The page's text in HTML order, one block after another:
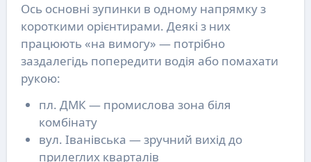
Ось основні зупинки в одному напрямку з
короткими орієнтирами. Деякі з них
працюють «на вимогу» — потрібно
заздалегідь попередити водія або помахати
рукою:
пл. ДМК — промислова зона біля
комбінату
вул. Іванівська — зручний вихід до
прилеглих кварталів